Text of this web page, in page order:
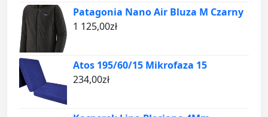
Patagonia Nano Air Bluza M Czarny
1 125,00zł
Atos 195/60/15 Mikrofaza 15
234,00zł